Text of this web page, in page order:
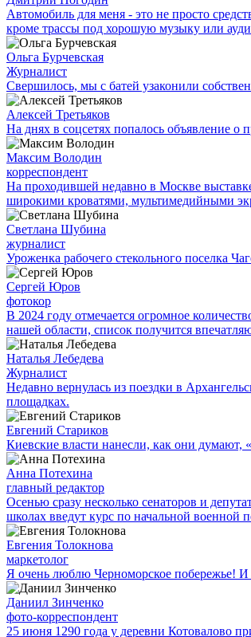
Автомобиль для меня - это не просто
кроме трассы под хорошую музыку или
Ольга Бурчевская
Журналист
Свершилось, мы с батей узаконили
Алексей Третьяков
На днях в соцсетях попалось объявление
Максим Володин
корреспондент
На проходившей недавно в Мос­кве
широкими кроватями, мультимедийными
Светлана Шубина
журналист
Уроженка рабочего стекольного поселка
Сергей Юров
фотокор
В 2024 году отмечается огромное
нашей области, список получится
Наталья Лебедева
Журналист
Недавно вернулась из поездки в
площадках.
Евгений Стариков
Киевские власти нанесли, как они
Анна Потехина
главный редактор
Осенью сразу несколько сенаторов и
школах введут курс по начальной военной
Евгения Толокнова
маркетолог
Я очень люблю Черноморское побережье! И
Даниил Зинченко
фото-корреспондент
25 июня 1290 года у деревни Котовалово